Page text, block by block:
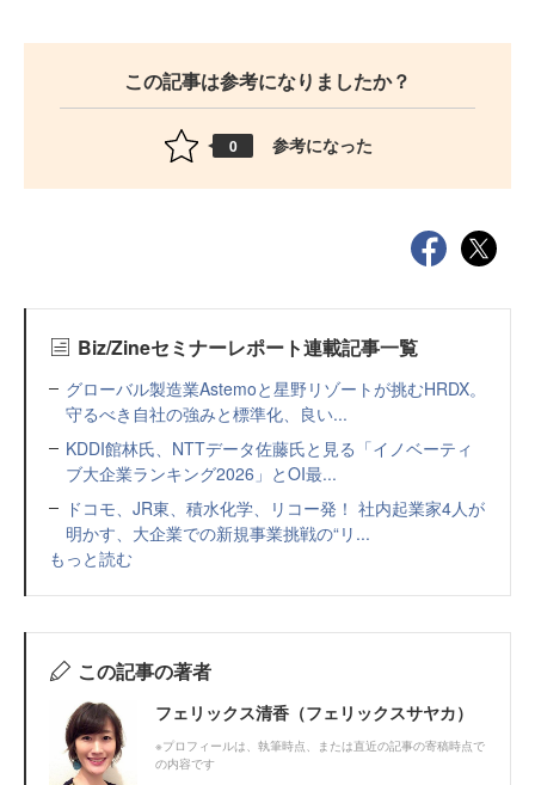
この記事は参考になりましたか？
0 参考になった
Biz/Zineセミナーレポート連載記事一覧
グローバル製造業Astemoと星野リゾートが挑むHRDX。
守るべき自社の強みと標準化、良い...
KDDI館林氏、NTTデータ佐藤氏と見る「イノベーティ
ブ大企業ランキング2026」とOI最...
ドコモ、JR東、積水化学、リコー発！ 社内起業家4人が
明かす、大企業での新規事業挑戦の“リ...
もっと読む
この記事の著者
フェリックス清香（フェリックスサヤカ）
※プロフィールは、執筆時点、または直近の記事の寄稿時点で
の内容です